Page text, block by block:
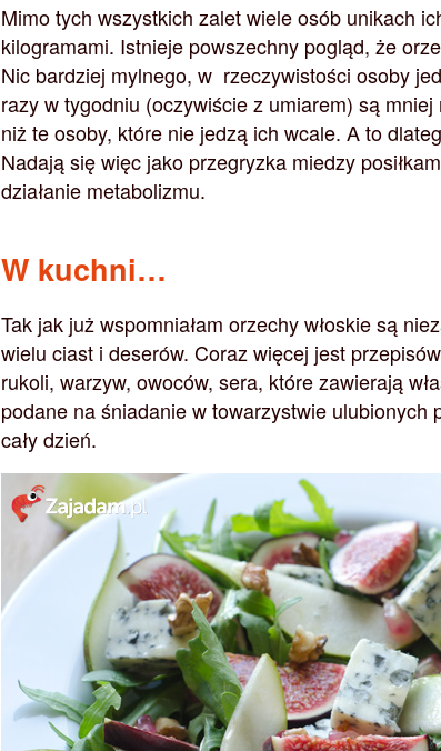
Mimo tych wszystkich zalet wiele osób unikach
kilogramami. Istnieje powszechny pogląd, że
Nic bardziej mylnego, w rzeczywistości osoby
razy w tygodniu (oczywiście z umiarem) są
niż te osoby, które nie jedzą ich wcale. A to
Nadają się więc jako przegryzka miedzy
działanie metabolizmu.
W kuchni…
Tak jak już wspomniałam orzechy włoskie są
wielu ciast i deserów. Coraz więcej jest
rukoli, warzyw, owoców, sera, które zawierają
podane na śniadanie w towarzystwie ulubionych
cały dzień.